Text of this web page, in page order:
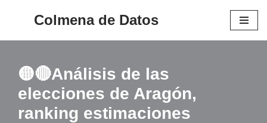
contenido
Colmena de Datos
🟡🔴Análisis de las
elecciones de Aragón,
ranking estimaciones